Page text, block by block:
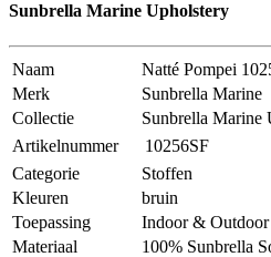
Sunbrella Marine Upholstery
Naam
Natté Pompei
Merk
Sunbrella Marine
Collectie
Sunbrella Marine
Artikelnummer
10256SF
Categorie
Stoffen
Kleuren
bruin
Toepassing
Indoor & Outdoor
Materiaal
100% Sunbrella